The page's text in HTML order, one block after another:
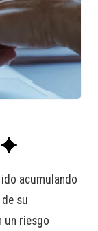
acumulando
su
un riesgo